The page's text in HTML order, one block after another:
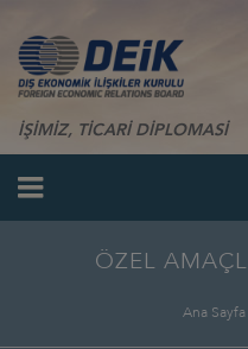
İŞİMİZ, TİCARİ DİPLOMASİ
ÖZEL
Ana Sayfa